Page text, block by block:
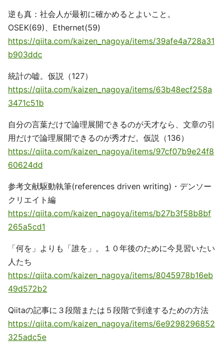
逆も真：社会人が最初に確かめるとよいこと。
OSEK(69)、Ethernet(59)
https://qiita.com/kaizen_nagoya/items/39afe4a728a31
b903ddc
統計の嘘。仮説（127）
https://qiita.com/kaizen_nagoya/items/63b48ecf258a
3471c51b
自分の言葉だけで論理展開できるのが天才なら、文章の引
用だけで論理展開できるのが秀才だ。仮説（136）
https://qiita.com/kaizen_nagoya/items/97cf07b9e24f8
60624dd
参考文献駆動執筆(references driven writing)・デンソー
クリエイト編
https://qiita.com/kaizen_nagoya/items/b27b3f58b8bf
265a5cd1
「何を」よりも「誰を」。１０年後のために今見習いたい
人たち
https://qiita.com/kaizen_nagoya/items/8045978b16eb
49d572b2
Qiitaの記事に３段階または５段階で到達するための方法
https://qiita.com/kaizen_nagoya/items/6e9298296852
325adc5e